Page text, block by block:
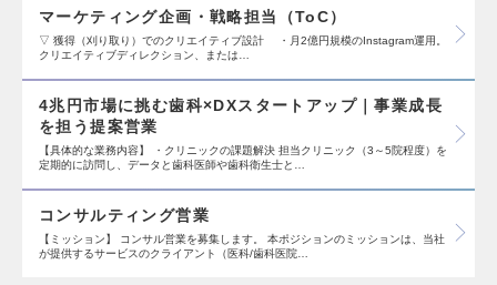
マーケティング企画・戦略担当（ToC）
▽ 獲得（刈り取り）でのクリエイティブ設計 ・月2億円規模のInstagram運用。
クリエイティブディレクション、または…
4兆円市場に挑む歯科×DXスタートアップ｜事業成長
を担う提案営業
【具体的な業務内容】 ・クリニックの課題解決 担当クリニック（3～5院程度）を
定期的に訪問し、データと歯科医師や歯科衛生士と…
コンサルティング営業
【ミッション】 コンサル営業を募集します。 本ポジションのミッションは、当社
が提供するサービスのクライアント（医科/歯科医院…